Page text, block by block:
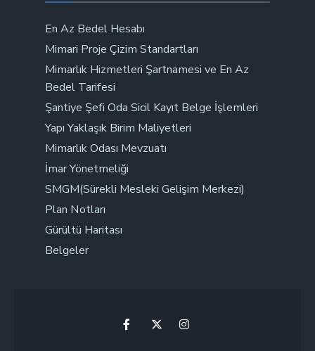
En Az Bedel Hesabı
Mimari Proje Çizim Standartları
Mimarlık Hizmetleri Şartnamesi ve En Az
Bedel Tarifesi
Şantiye Şefi Oda Sicil Kayıt Belge İşlemleri
Yapı Yaklaşık Birim Maliyetleri
Mimarlık Odası Mevzuatı
İmar Yönetmeliği
SMGM(Sürekli Mesleki Gelişim Merkezi)
Plan Notları
Gürültü Haritası
Belgeler